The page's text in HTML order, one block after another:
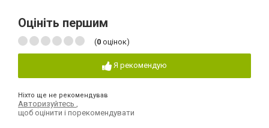
Оцініть першим
(0 оцінок)
Я рекомендую
Ніхто ще не рекомендував
Авторизуйтесь
щоб оцінити і порекомендувати